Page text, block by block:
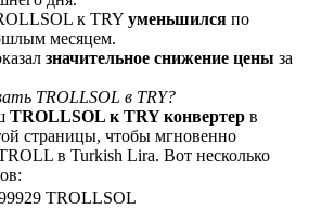
to Share 25000 USDT prize pool!
к TRY уменьшился по
месяцем.
значительное снижение цены за
TROLLSOL в TRY?
TROLLSOL к TRY конвертер в
страницы, чтобы мгновенно
в Turkish Lira. Вот несколько
TROLLSOL